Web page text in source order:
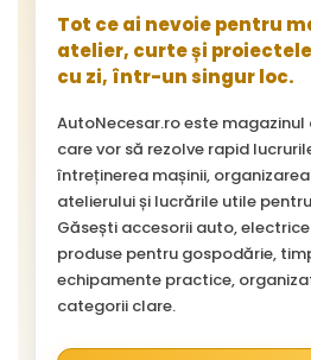
Tot ce ai nevoie pentru
atelier, curte și
cu zi, într-un singur loc.
AutoNecesar.ro este
care vor să rezolve rapid
întreținerea mașinii,
atelierului și lucrările utile
Găsești accesorii auto,
produse pentru gospodărie,
echipamente practice,
categorii clare.